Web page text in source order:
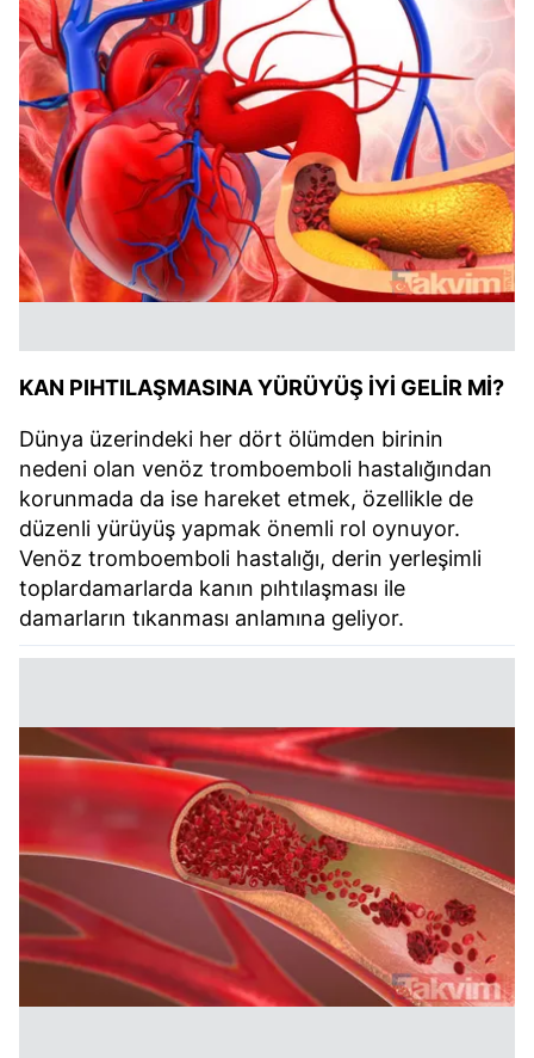
KAN PIHTILAŞMASINA YÜRÜYÜŞ İYİ GELİR Mİ?
Dünya üzerindeki her dört ölümden birinin
nedeni olan venöz tromboemboli hastalığından
korunmada da ise hareket etmek, özellikle de
düzenli yürüyüş yapmak önemli rol oynuyor.
Venöz tromboemboli hastalığı, derin yerleşimli
toplardamarlarda kanın pıhtılaşması ile
damarların tıkanması anlamına geliyor.